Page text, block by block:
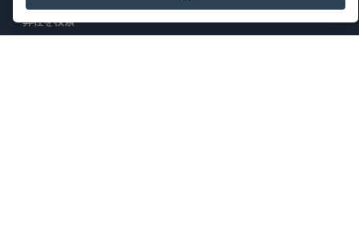
弊社を検索